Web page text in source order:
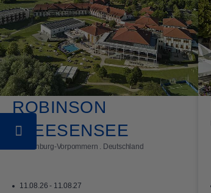
ROBINSON
FLEESENSEE
Mecklenburg-Vorpommern . Deutschland
11.08.26 - 11.08.27